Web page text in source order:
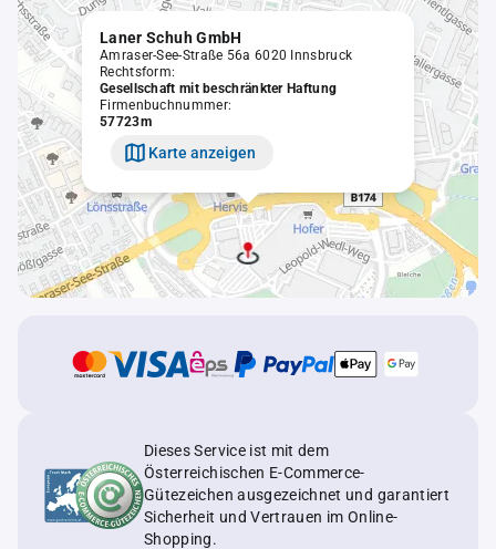
Laner Schuh GmbH
Amraser-See-Straße 56a 6020 Innsbruck
Rechtsform:
Gesellschaft mit beschränkter Haftung
Firmenbuchnummer:
57723m
Karte anzeigen
Dieses Service ist mit dem
Österreichischen E-Commerce-
Gütezeichen ausgezeichnet und garantiert
Sicherheit und Vertrauen im Online-
Shopping.